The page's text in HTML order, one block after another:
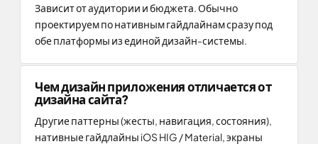
Зависит от аудитории и бюджета. Обычно
проектируем по нативным гайдлайнам сразу под
обе платформы из единой дизайн-системы.
Чем дизайн приложения отличается от
дизайна сайта?
Другие паттерны (жесты, навигация, состояния),
нативные гайдлайны iOS HIG / Material, экраны